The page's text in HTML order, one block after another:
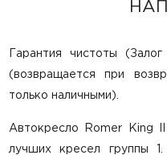
Лыжи и коньки
Гарантия чистоты
(возвращается при
только наличными).
Автокресло Romer King
лучших кресел группы